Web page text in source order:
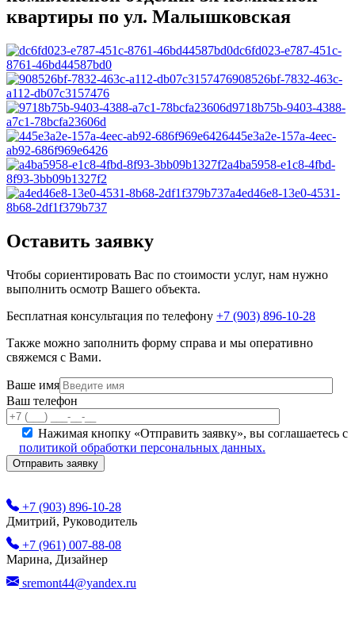
квартиры по ул. Малышковская
dc6fd023-e787-451c-
8761-46bd44587bd0
908526bf-7832-463c-
a112-db07c3157476
9718b75b-9403-4388-
a7c1-78bcfa23606d
445e3a2e-157a-4eec-
ab92-686f969e6426
a4ba5958-e1c8-4fbd-
8f93-3bb09b1327f2
a4ed46e8-13e0-4531-
8b68-2df1f379b737
Оставить заявку
Чтобы сориентировать Вас по стоимости услуг, нам нужно
выполнить осмотр Вашего объекта.
Бесплатная консультация по телефону +7 (903) 896-10-28
Также можно заполнить форму справа и мы оперативно
свяжемся с Вами.
Ваше имя
Ваш телефон
Нажимая кнопку «Отправить заявку», вы соглашаетесь с
политикой обработки персональных данных.
+7 (903) 896-10-28
Дмитрий, Руководитель
+7 (961) 007-88-08
Марина, Дизайнер
sremont44@yandex.ru